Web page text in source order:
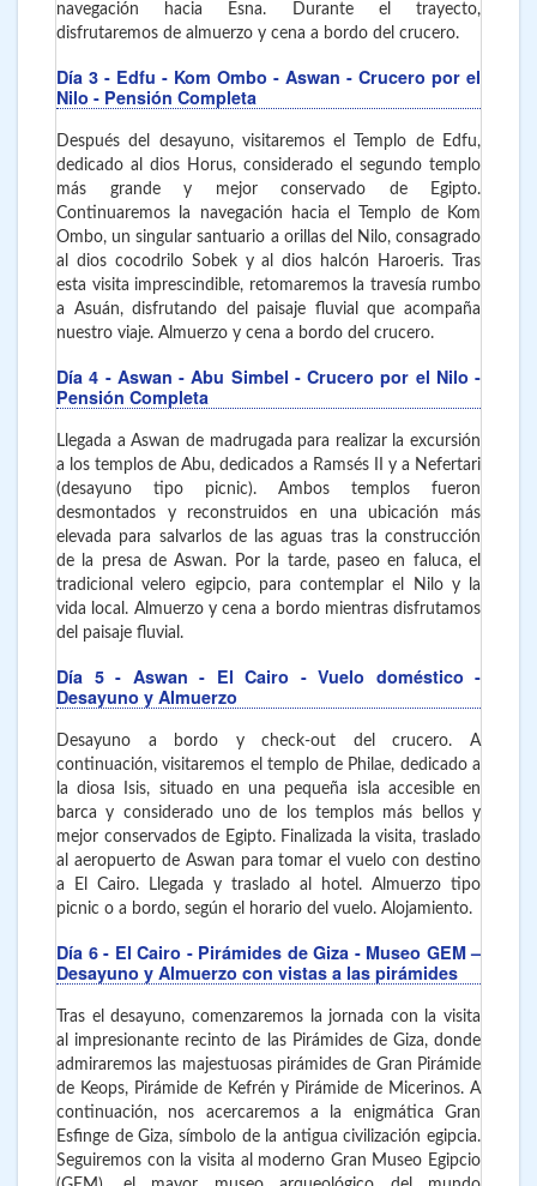
navegación hacia Esna. Durante el trayecto,
disfrutaremos de almuerzo y cena a bordo del crucero.
Día 3 - Edfu - Kom Ombo - Aswan - Crucero por el
Nilo - Pensión Completa
Después del desayuno, visitaremos el Templo de Edfu,
dedicado al dios Horus, considerado el segundo templo
más grande y mejor conservado de Egipto.
Continuaremos la navegación hacia el Templo de Kom
Ombo, un singular santuario a orillas del Nilo, consagrado
al dios cocodrilo Sobek y al dios halcón Haroeris. Tras
esta visita imprescindible, retomaremos la travesía rumbo
a Asuán, disfrutando del paisaje fluvial que acompaña
nuestro viaje. Almuerzo y cena a bordo del crucero.
Día 4 - Aswan - Abu Simbel - Crucero por el Nilo -
Pensión Completa
Llegada a Aswan de madrugada para realizar la excursión
a los templos de Abu, dedicados a Ramsés II y a Nefertari
(desayuno tipo picnic). Ambos templos fueron
desmontados y reconstruidos en una ubicación más
elevada para salvarlos de las aguas tras la construcción
de la presa de Aswan. Por la tarde, paseo en faluca, el
tradicional velero egipcio, para contemplar el Nilo y la
vida local. Almuerzo y cena a bordo mientras disfrutamos
del paisaje fluvial.
Día 5 - Aswan - El Cairo - Vuelo doméstico -
Desayuno y Almuerzo
Desayuno a bordo y check-out del crucero. A
continuación, visitaremos el templo de Philae, dedicado a
la diosa Isis, situado en una pequeña isla accesible en
barca y considerado uno de los templos más bellos y
mejor conservados de Egipto. Finalizada la visita, traslado
al aeropuerto de Aswan para tomar el vuelo con destino
a El Cairo. Llegada y traslado al hotel. Almuerzo tipo
picnic o a bordo, según el horario del vuelo. Alojamiento.
Día 6 - El Cairo - Pirámides de Giza - Museo GEM –
Desayuno y Almuerzo con vistas a las pirámides
Tras el desayuno, comenzaremos la jornada con la visita
al impresionante recinto de las Pirámides de Giza, donde
admiraremos las majestuosas pirámides de Gran Pirámide
de Keops, Pirámide de Kefrén y Pirámide de Micerinos. A
continuación, nos acercaremos a la enigmática Gran
Esfinge de Giza, símbolo de la antigua civilización egipcia.
Seguiremos con la visita al moderno Gran Museo Egipcio